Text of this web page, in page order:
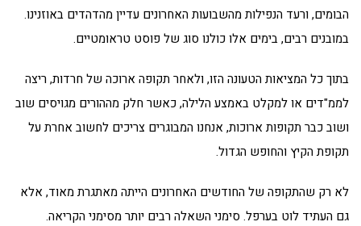
הבומים, ורעד הנפילות מהשבועות האחרונים עדיין מהדהדים באוזנינו.
במובנים רבים, בימים אלו כולנו סוג של פוסט טראומטיים.
בתוך כל המציאות הטעונה הזו, ולאחר תקופה ארוכה של חרדות, ריצה
לממ"דים או למקלט באמצע הלילה, כאשר חלק מההורים מגויסים שוב
ושוב כבר תקופות ארוכות, אנחנו המבוגרים צריכים לחשוב אחרת על
תקופת הקיץ והחופש הגדול.
לא רק שהתקופה של החודשים האחרונים הייתה מאתגרת מאוד, אלא
גם העתיד לוט בערפל. סימני השאלה רבים יותר מסימני הקריאה.